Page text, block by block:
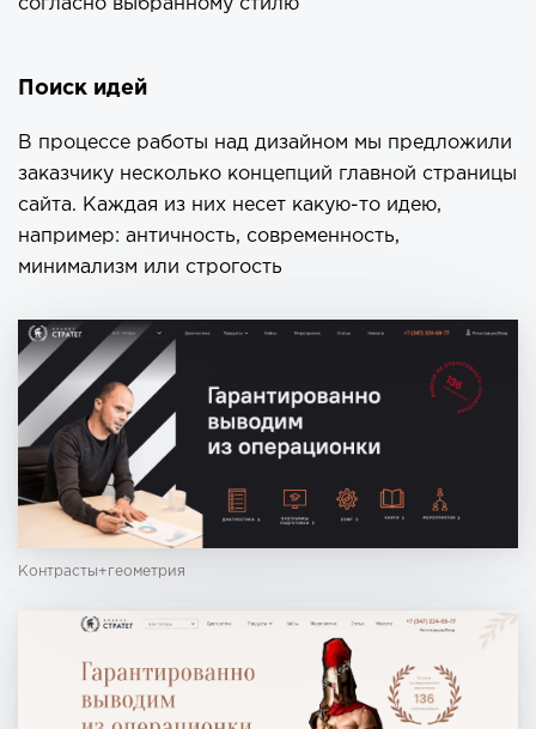
согласно выбранному стилю
Поиск идей
В процессе работы над дизайном мы предложили
заказчику несколько концепций главной страницы
сайта. Каждая из них несет какую-то идею,
например: античность, современность,
минимализм или строгость
Контрасты+геометрия